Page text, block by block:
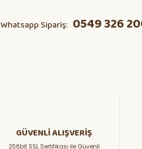
Whatsapp Sipariş: 0549 326
GÜVENLİ ALIŞVERİŞ
256bit SSL Sertifikası ile Güvenli